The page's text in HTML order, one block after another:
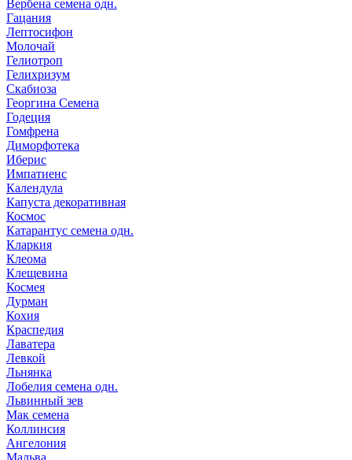
Вербена семена одн.
Гацания
Лептосифон
Молочай
Гелиотроп
Гелихризум
Скабиоза
Георгина Семена
Годеция
Гомфрена
Диморфотека
Иберис
Импатиенс
Календула
Капуста декоративная
Космос
Катарантус семена одн.
Кларкия
Клеома
Клещевина
Космея
Дурман
Кохия
Краспедия
Лаватера
Левкой
Льнянка
Лобелия семена одн.
Львинный зев
Мак семена
Коллинсия
Ангелония
Мальва